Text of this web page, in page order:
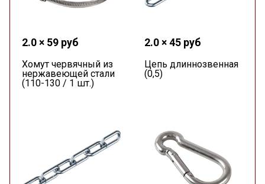
2.0 × 59 руб
Хомут червячный из
нержавеющей стали
(110-130 / 1 шт.)
2.0 × 45 руб
Цепь длиннозвенная
(0,5)